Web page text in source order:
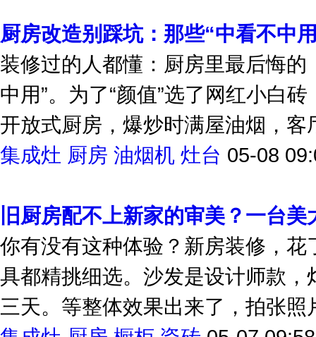
厨房改造别踩坑：那些“中看不中
装修过的人都懂：厨房里最后悔的
中用”。为了“颜值”选了网红小白
开放式厨房，爆炒时满屋油烟，客
集成灶 厨房 油烟机 灶台 05-08
旧厨房配不上新家的审美？一台
你有没有这种体验？新房装修，
具都精挑细选。沙发是设计师款
三天。等整体效果出来了，拍张